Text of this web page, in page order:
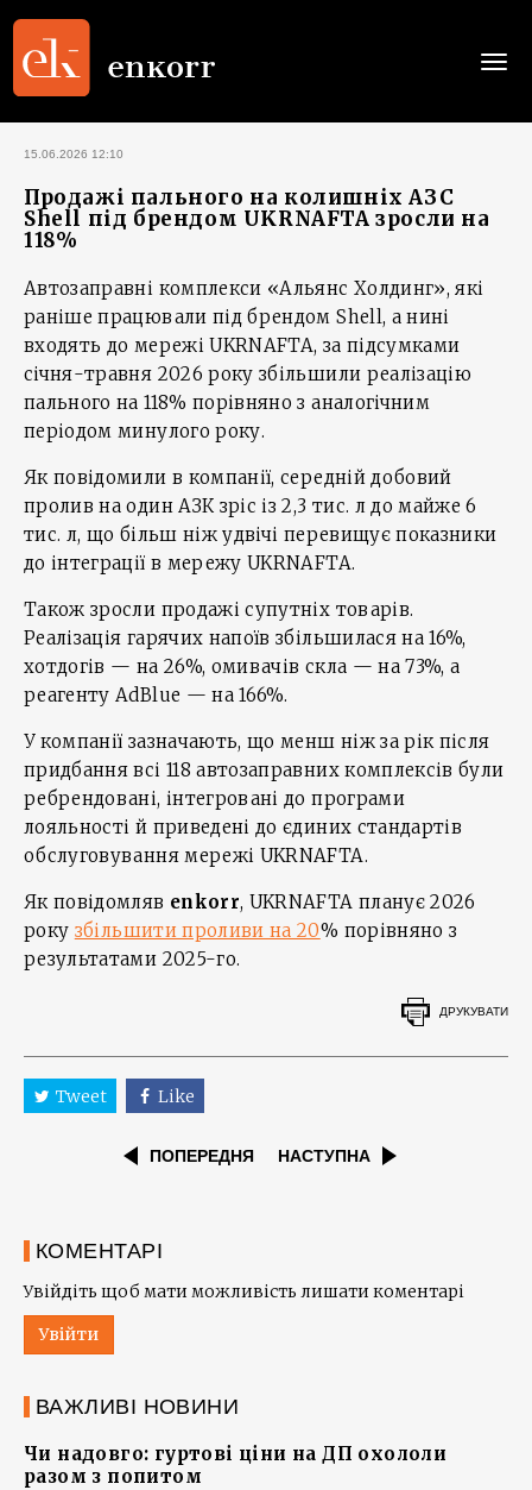
15.06.2026 12:10
Продажі пального на колишніх АЗС
Shell під брендом UKRNAFTA зросли на
118%
Автозаправні комплекси «Альянс Холдинг», які
раніше працювали під брендом Shell, а нині
входять до мережі UKRNAFTA, за підсумками
січня-травня 2026 року збільшили реалізацію
пального на 118% порівняно з аналогічним
періодом минулого року.
Як повідомили в компанії, середній добовий
пролив на один АЗК зріс із 2,3 тис. л до майже 6
тис. л, що більш ніж удвічі перевищує показники
до інтеграції в мережу UKRNAFTA.
Також зросли продажі супутніх товарів.
Реалізація гарячих напоїв збільшилася на 16%,
хотдогів — на 26%, омивачів скла — на 73%, а
реагенту AdBlue — на 166%.
У компанії зазначають, що менш ніж за рік після
придбання всі 118 автозаправних комплексів були
ребрендовані, інтегровані до програми
лояльності й приведені до єдиних стандартів
обслуговування мережі UKRNAFTA.
Як повідомляв enkorr, UKRNAFTA планує 2026
року збільшити проливи на 20% порівняно з
результатами 2025-го.
ДРУКУВАТИ
Tweet Like
ПОПЕРЕДНЯ НАСТУПНА
КОМЕНТАРІ
Увійдіть щоб мати можливість лишати коментарі
Увійти
ВАЖЛИВІ НОВИНИ
Чи надовго: гуртові ціни на ДП охололи
разом з попитом